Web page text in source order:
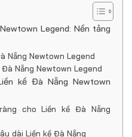
Legend: Nền tảng
Nẵng Newtown Legend
Nẵng Newtown Legend
kề Đà Nẵng Newtown
cho Liền kề Đà Nẵng
dài Liền kề Đà Nẵng